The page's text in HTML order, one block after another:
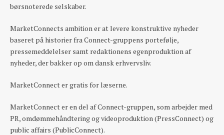
børsnoterede selskaber.
MarketConnects ambition er at levere konstruktive nyheder
baseret på historier fra Connect-gruppens portefølje,
pressemeddelelser samt redaktionens egenproduktion af
nyheder, der bakker op om dansk erhvervsliv.
MarketConnect er gratis for læserne.
MarketConnect er en del af Connect-gruppen, som arbejder med
PR, omdømmehåndtering og videoproduktion (PressConnect) og
public affairs (PublicConnect).